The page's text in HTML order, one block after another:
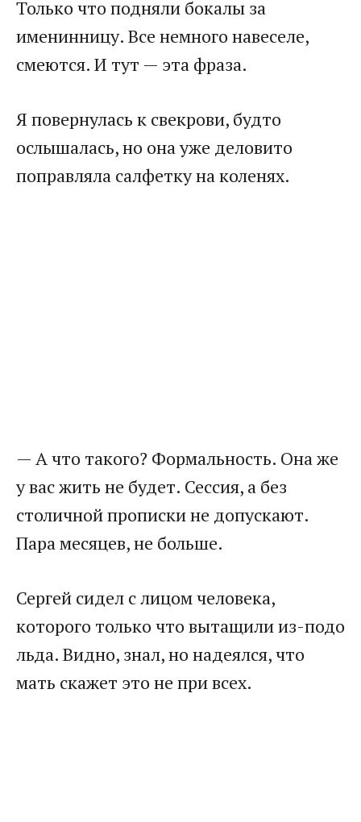
Только что подняли бокалы за
именинницу. Все немного навеселе,
смеются. И тут — эта фраза.
Я повернулась к свекрови, будто
ослышалась, но она уже деловито
поправляла салфетку на коленях.
— А что такого? Формальность. Она же
у вас жить не будет. Сессия, а без
столичной прописки не допускают.
Пара месяцев, не больше.
Сергей сидел с лицом человека,
которого только что вытащили из-подо
льда. Видно, знал, но надеялся, что
мать скажет это не при всех.